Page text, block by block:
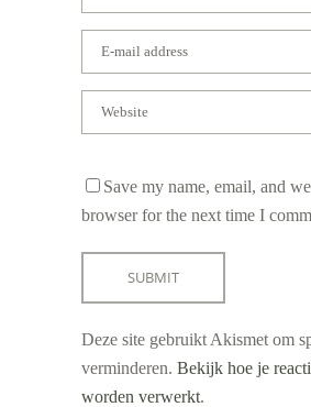
Save my name, email, and
browser for the next time I
Deze site gebruikt Akismet om
verminderen. Bekijk hoe je
worden verwerkt.